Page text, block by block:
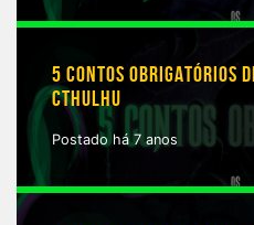
5 CONTOS OBRIGATÓRIOS
CTHULHU
Postado há 7 anos